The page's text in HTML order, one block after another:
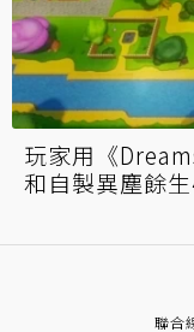
玩家用《
和自製異塵餘
聯合